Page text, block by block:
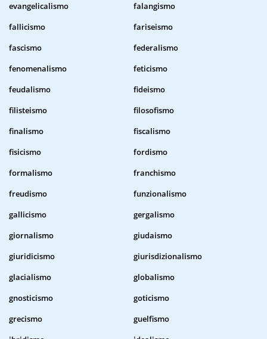
evangelicalismo
falangismo
fallicismo
fariseismo
fascismo
federalismo
fenomenalismo
feticismo
feudalismo
fideismo
filisteismo
filosofismo
finalismo
fiscalismo
fisicismo
fordismo
formalismo
franchismo
freudismo
funzionalismo
gallicismo
gergalismo
giornalismo
giudaismo
giuridicismo
giurisdizionalismo
glacialismo
globalismo
gnosticismo
goticismo
grecismo
guelfismo